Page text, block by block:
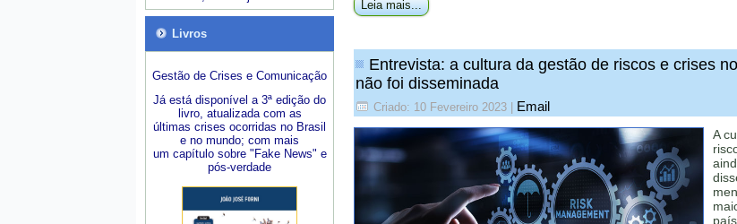
Livros
Gestão de Crises e Comunicação
Já está disponível a 3ª edição do
livro, atualizada com as
últimas crises ocorridas no Brasil
e no mundo; com mais
um capítulo sobre "Fake News" e
pós-verdade
Leia mais...
Entrevista: a cultura da gestão de riscos e crises
não foi disseminada
Criado: 10 Fevereiro 2023 Email
A